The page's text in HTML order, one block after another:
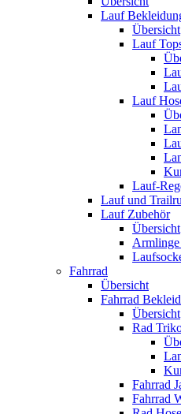
Lauf
Übersicht
Lauf
Lauf
Lauf-
Lauf und
Lauf Zubehör
Übersicht
Fahrrad
Übersicht
Fahrrad
Übersicht
Rad
Fahrrad
Fahrrad